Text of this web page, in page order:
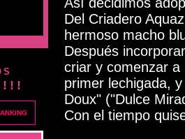
Del Criadero
hermoso macho
Después
criar y comenzar a
primer lechigada,
Doux" ("Dulce
Con el tiempo